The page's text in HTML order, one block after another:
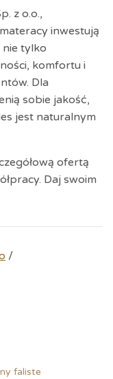
z o.o.,
inwestują
nie tylko
komfortu i
Dla
sobie jakość,
jest naturalnym
ofertą
Daj swoim
/
faliste